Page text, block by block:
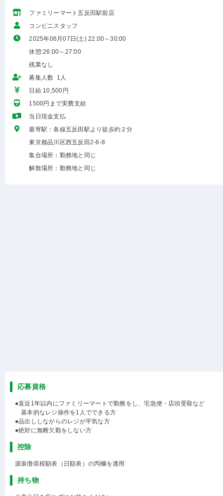
ファミリーマート五反田駅前店
コンビニスタッフ
2025年06月07日(土) 22:00～30:00
休憩:26:00～27:00
残業なし
募集人数 1人
日給 10,500円
1500円まで実費支給
当日現金支払
最寄駅：各線五反田駅より徒歩約２分
東京都品川区西五反田2-6-8
集合場所：勤務地と同じ
解散場所：勤務地と同じ
応募資格
●直近1年以内にファミリーマートで勤務をし、宅急便・店頭受取など
基本的なレジ操作を1人でできる方
●品出ししながらのレジが平気な方
●絶対に無断欠勤をしない方
控除
源泉徴収税額表（日額表）の丙欄を適用
持ち物